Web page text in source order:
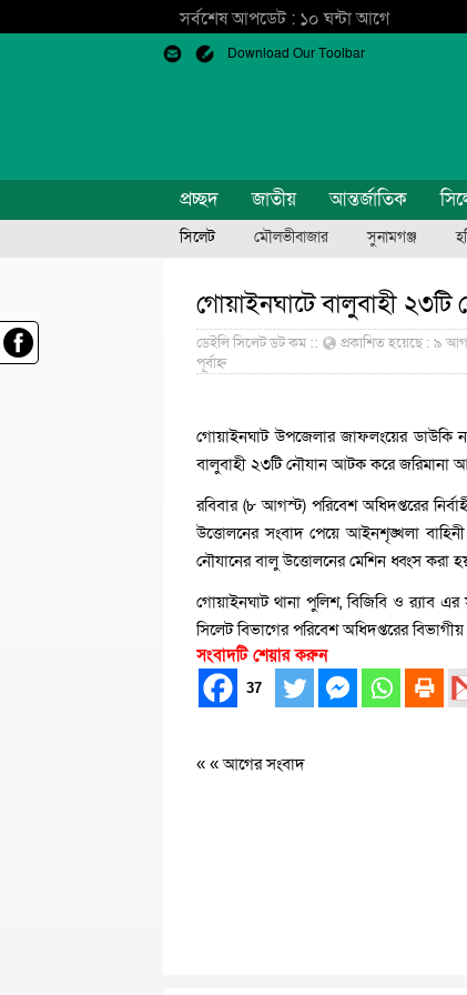
সর্বশেষ আপডেট : ১০ ঘন্টা আগে
Download Our Toolbar
প্রচ্ছদ জাতীয় আন্তর্জাতিক
সিলেট মৌলভীবাজার সুনামগঞ্জ
গোয়াইনঘাটে বালুবাহী
ডেইলি সিলেট ডট কম ::
প্রকাশিত হয়েছে : ৯
পূর্বাহ্ন
গোয়াইনঘাট উপজেলার জাফলংয়ের ডাউকি
বালুবাহী ২৩টি নৌযান আটক করে জরিমানা
রবিবার (৮ আগস্ট) পরিবেশ অধিদপ্তরের
উত্তোলনের সংবাদ পেয়ে আইনশৃঙ্খলা
নৌযানের বালু উত্তোলনের মেশিন ধ্বংস
গোয়াইনঘাট থানা পুলিশ, বিজিবি ও র‍্যাব
সিলেট বিভাগের পরিবেশ অধিদপ্তরের
সংবাদটি শেয়ার করুন
37
« «আগের সংবাদ